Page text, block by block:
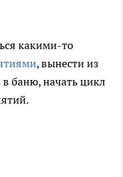
какими-то
, вынести из
баню, начать цикл